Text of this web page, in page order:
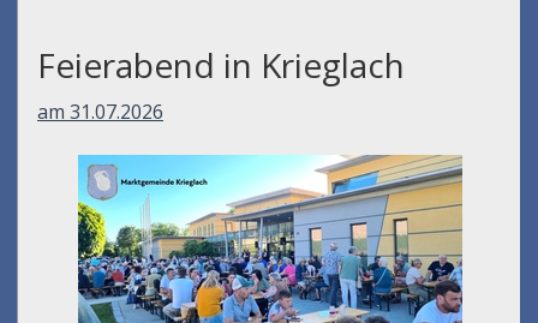
Feierabend in Krieglach
am 31.07.2026